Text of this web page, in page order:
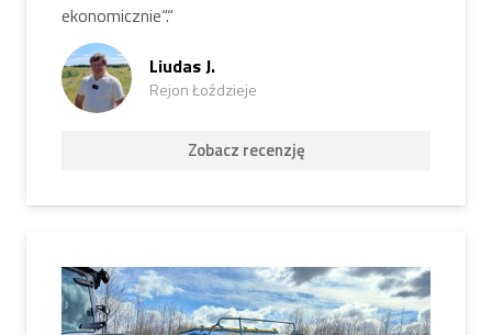
ekonomicznie“.“
Liudas J.
Rejon Łoździeje
Zobacz recenzję